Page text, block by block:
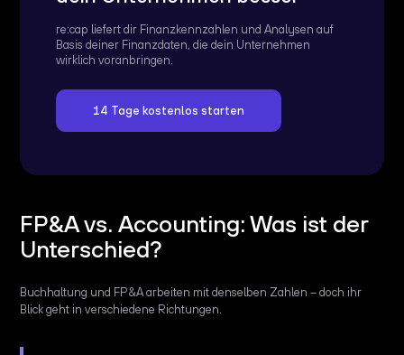
re:cap liefert dir Finanzkennzahlen und Analysen auf
Basis deiner Finanzdaten, die dein Unternehmen
wirklich voranbringen.
14 Tage kostenlos starten
FP&A vs. Accounting: Was ist der
Unterschied?
Buchhaltung und FP&A arbeiten mit denselben Zahlen – doch ihr
Blick geht in verschiedene Richtungen.